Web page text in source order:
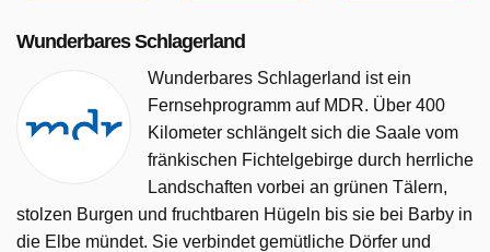
Wunderbares Schlagerland
Wunderbares Schlagerland ist ein
Fernsehprogramm auf MDR. Über 400
Kilometer schlängelt sich die Saale vom
fränkischen Fichtelgebirge durch herrliche
Landschaften vorbei an grünen Tälern,
stolzen Burgen und fruchtbaren Hügeln bis sie bei Barby in
die Elbe mündet. Sie verbindet gemütliche Dörfer und